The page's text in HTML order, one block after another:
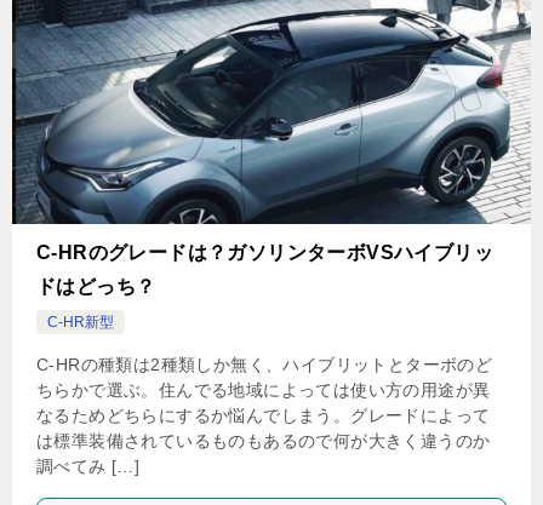
C-HRのグレードは？ガソリンターボVSハイブリッ
ドはどっち？
C-HR新型
C-HRの種類は2種類しか無く、ハイブリットとターボのど
ちらかで選ぶ。住んでる地域によっては使い方の用途が異
なるためどちらにするか悩んでしまう。グレードによって
は標準装備されているものもあるので何が大きく違うのか
調べてみ […]